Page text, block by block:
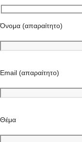
Όνομα (απαραίτητο)
Email (απαραίτητο)
Θέμα